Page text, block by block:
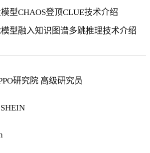
型CHAOS登顶CLUE技术介绍
模型融入知识图谱多跳推理技术介绍
研究院 高级研究员